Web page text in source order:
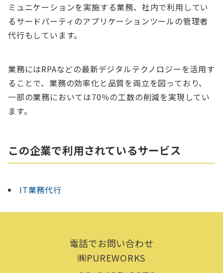
ミュニケーションを実施する業務、社内で利用してい
るサードパーティのアプリケーションツールの管理者
代行もしています。
業務にはRPAなどの最新デジタルテクノロジーを活用す
ることで、業務の効率化と品質を両立を図っており、
一部の業務においては70％の工数の削減を実現してい
ます。
この企業で利用されているサービス
IT業務代行
電話でお問い合わせ
㈱PUREWORKS